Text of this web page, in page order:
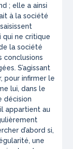
; elle a ainsi
à la société
qui ne critique
la société
conclusions
S’agissant
pour infirmer le
lui, dans le
décision
appartient au
d’abord si,
une